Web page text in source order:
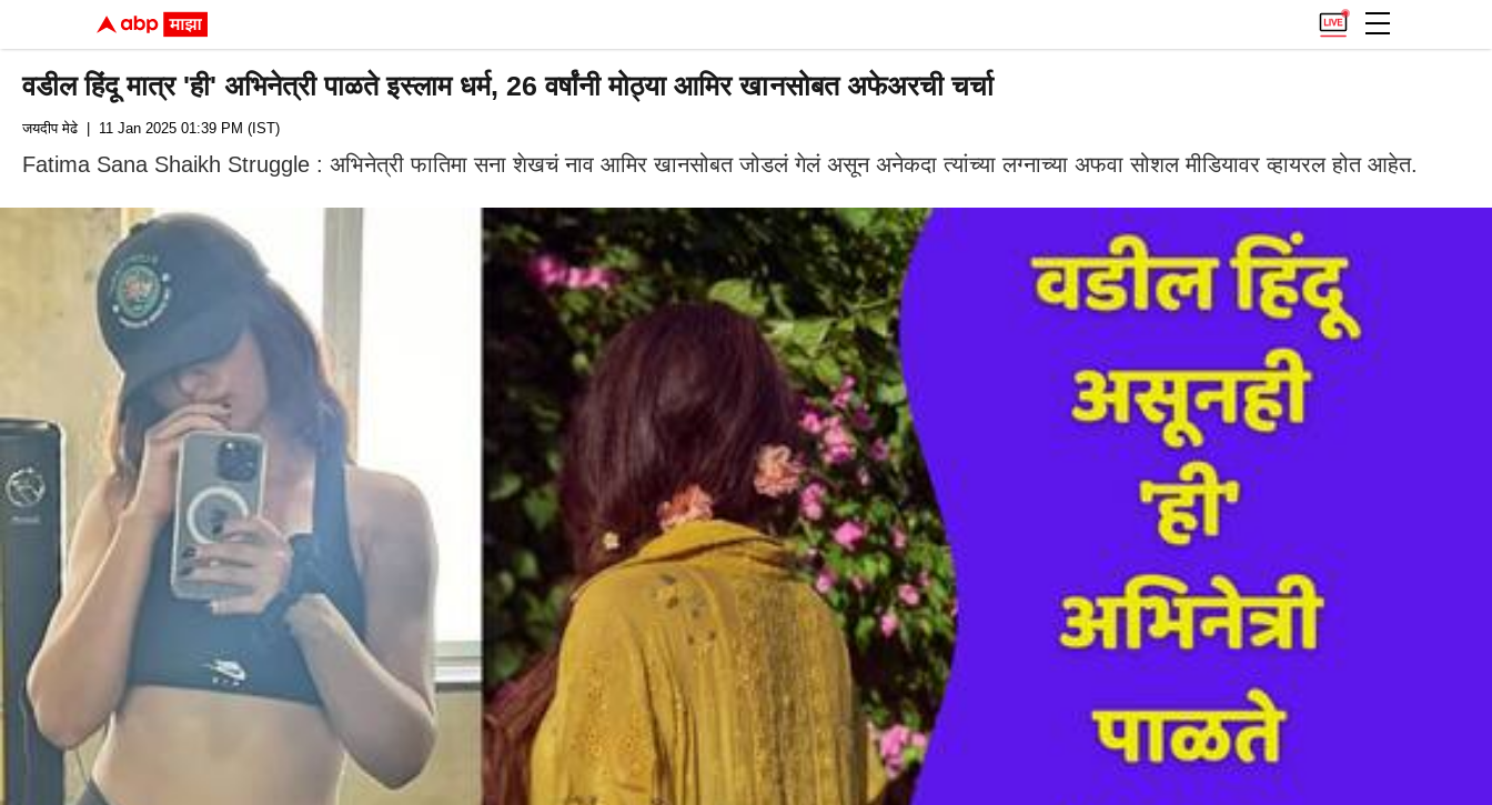
वडील हिंदू मात्र 'ही' अभिनेत्री पाळते इस्लाम धर्म, 26 वर्षांनी मोठ्या आमिर खानसोबत अफेअरची चर्चा
जयदीप मेढे| 11 Jan 2025 01:39 PM (IST)
Fatima Sana Shaikh Struggle : अभिनेत्री फातिमा सना शेखचं नाव आमिर खानसोबत जोडलं गेलं असून अनेकदा त्यांच्या लग्नाच्या अफवा सोशल मीडियावर व्हायरल होत आहेत.